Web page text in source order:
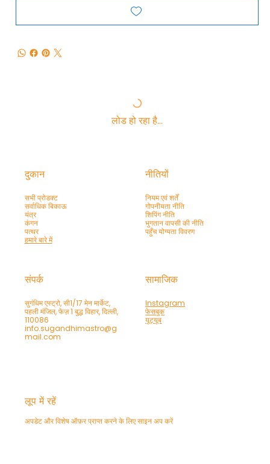
लोड हो रहा है…
दुकान
सभी प्रोडक्ट
सर्वाधिक बिकाऊ
यंत्र
कंगन
पत्थर
हमारे बारे में
नीतियों
नियम एवं शर्तें
गोपनीयता नीति
शिपिंग नीति
भुगतान वापसी की नीति
पहुँच योग्यता विवरण
संपर्क
सुगंधिम एस्ट्रो, सी1/17 मेन मार्केट,
पहली मंजिल, फेज़ 1 बुद्ध विहार, दिल्ली,
110086
info.sugandhimastro@g
mail.com
सामाजिक
Instagram
फेसबुक
यूट्यूब
लूप में रहें
अपडेट और विशेष ऑफ़र प्राप्त करने के लिए साइन अप करें